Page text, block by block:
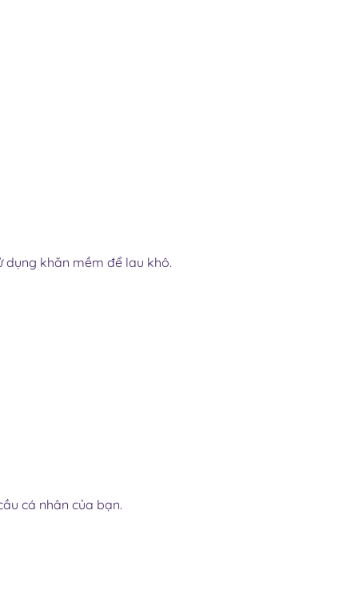
dụng khăn mềm để lau khô.
cá nhân của bạn.